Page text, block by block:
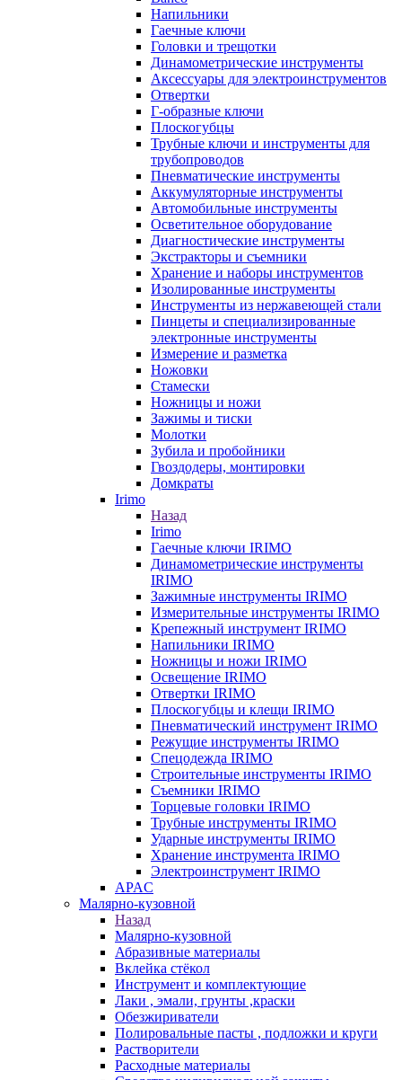
Напильники
Гаечные ключи
Головки и трещотки
Динамометрические инструменты
Аксессуары для электроинструментов
Отвертки
Г-образные ключи
Плоскогубцы
Трубные ключи и инструменты для
трубопроводов
Пневматические инструменты
Аккумуляторные инструменты
Автомобильные инструменты
Осветительное оборудование
Диагностические инструменты
Экстракторы и съемники
Хранение и наборы инструментов
Изолированные инструменты
Инструменты из нержавеющей стали
Пинцеты и специализированные
электронные инструменты
Измерение и разметка
Ножовки
Стамески
Ножницы и ножи
Зажимы и тиски
Молотки
Зубила и пробойники
Гвоздодеры, монтировки
Домкраты
Irimo
Назад
Irimo
Гаечные ключи IRIMO
Динамометрические инструменты
IRIMO
Зажимные инструменты IRIMO
Измерительные инструменты IRIMO
Крепежный инструмент IRIMO
Напильники IRIMO
Ножницы и ножи IRIMO
Освещение IRIMO
Отвертки IRIMO
Плоскогубцы и клещи IRIMO
Пневматический инструмент IRIMO
Режущие инструменты IRIMO
Спецодежда IRIMO
Строительные инструменты IRIMO
Съемники IRIMO
Торцевые головки IRIMO
Трубные инструменты IRIMO
Ударные инструменты IRIMO
Хранение инструмента IRIMO
Электроинструмент IRIMO
APAC
Малярно-кузовной
Назад
Малярно-кузовной
Абразивные материалы
Вклейка стёкол
Инструмент и комплектующие
Лаки , эмали, грунты ,краски
Обезжириватели
Полировальные пасты , подложки и круги
Растворители
Расходные материалы